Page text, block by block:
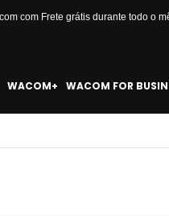
com Frete grátis durante todo o
WACOM+ WACOM FOR